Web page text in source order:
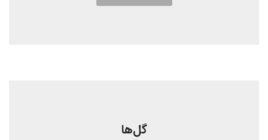
گل‌ها